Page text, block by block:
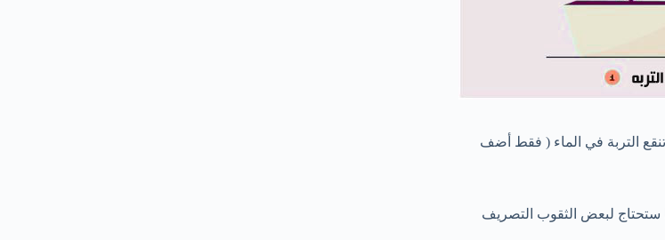
التربة في الماء ( فقط أضف
ستحتاج لبعض الثقوب التصريف